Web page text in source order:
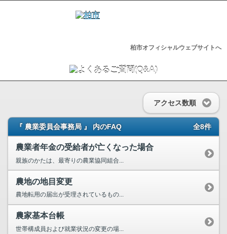
柏市オフィシャルウェブサイトへ
アクセス数順
『 農業委員会事務局 』 内のFAQ 全8件
農業者年金の受給者が亡くなった場合
親族のかたは、最寄りの農業協同組合...
農地の地目変更
農地転用の届出が受理されているもの...
農家基本台帳
世帯構成員および就業状況の変更の場...